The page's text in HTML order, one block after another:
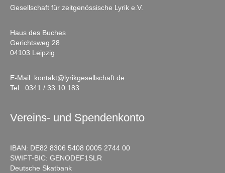
Gesellschaft für zeitgenössische Lyrik e.V.
Haus des Buches
Gerichtsweg 28
04103 Leipzig
E-Mail: kontakt@lyrikgesellschaft.de
Tel.: 0341 / 33 10 183
Vereins- und Spendenkonto
IBAN: DE82 8306 5408 0005 2744 00
SWIFT-BIC: GENODEF1SLR
Deutsche Skatbank